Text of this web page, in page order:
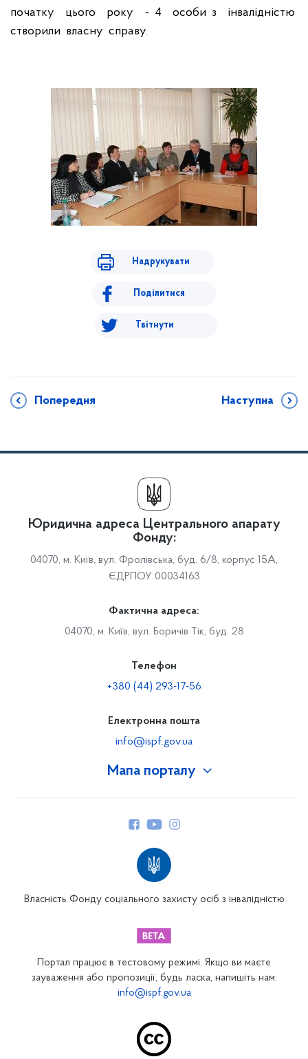
початку
цього року - 4 особи з
інвалідністю
створили власну справу.
Надрукувати
Поділитися
Твітнути
Попередня Наступна
Мапа порталу
Закарпатське відділення
Запорізьке відділення
Юридична адреса Центрального апарату
Фонду:
04070, м. Київ, вул. Фролівська, буд. 6/8, корпус 15А,
ЄДРПОУ 00034163
Фактична адреса:
04070, м. Київ, вул. Боричів Тік, буд. 28
Телефон
+380 (44) 293-17-56
Електронна пошта
info@ispf.gov.ua
Власність Фонду соціального захисту осіб з інвалідністю
Портал працює в тестовому режимі. Якщо ви маєте
зауваження або пропозиції, будь ласка, напишіть нам:
info@ispf.gov.ua